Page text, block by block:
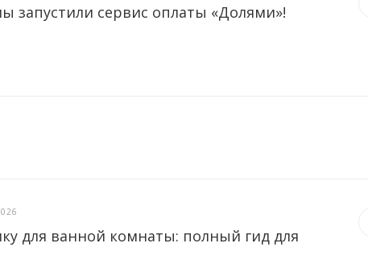
запустили сервис оплаты «Долями»!
для ванной комнаты: полный гид для